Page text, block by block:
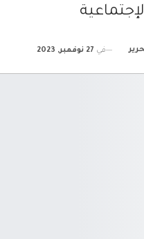
في 27 نوفمبر, 2023